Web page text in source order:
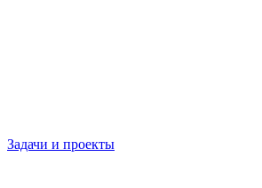
Задачи и проекты